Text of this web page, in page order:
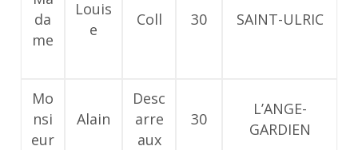
da
me
Louis
e
Coll 30 SAINT-ULRIC
Mo
nsi
eur
Alain
Desc
arre
aux
30
L’ANGE-
GARDIEN